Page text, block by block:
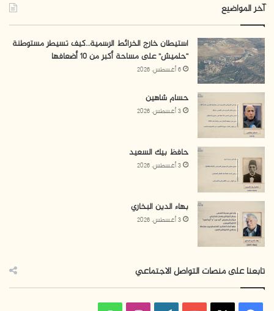
آخر المواضيع
استيطان خارج الخرائط الرسمية…كيف تسيطر مستوطنة
“حلميش” على مساحة أكبر من 10 أضعافها
6 أغسطس، 2026
حسام شاهين
3 أغسطس، 2026
حافظ بيك السعيد
3 أغسطس، 2026
بهاء الدين البخاري
3 أغسطس، 2026
تابعنا على منصات التواصل الاجتماعي